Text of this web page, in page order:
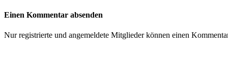
Einen Kommentar absenden
Nur registrierte und angemeldete Mitglieder können einen